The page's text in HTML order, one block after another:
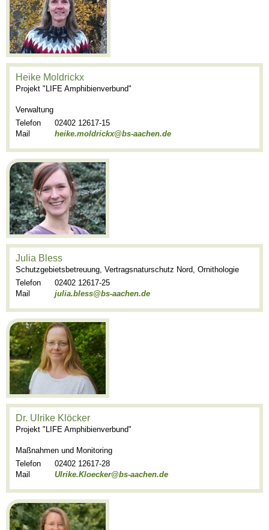
Heike Moldrickx
Projekt "LIFE Amphibienverbund"
Verwaltung
Telefon
02402 12617-15
Mail
heike.moldrickx@bs-aachen.de
Julia Bless
Schutzgebietsbetreuung, Vertragsnaturschutz Nord, Ornithologie
Telefon
02402 12617-25
Mail
julia.bless@bs-aachen.de
Dr. Ulrike Klöcker
Projekt "LIFE Amphibienverbund"
Maßnahmen und Monitoring
Telefon
02402 12617-28
Mail
Ulrike.Kloecker@bs-aachen.de